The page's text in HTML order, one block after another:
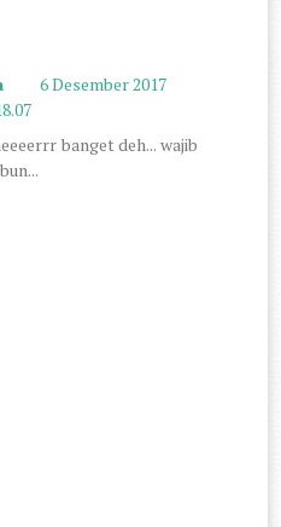
6 Desember 2017
banget deh... wajib